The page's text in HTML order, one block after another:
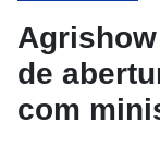
de
com